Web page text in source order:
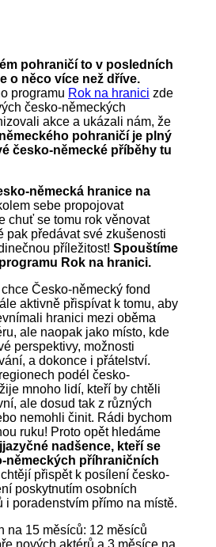
pohraničí to v posledních
o něco více než dříve.
programu Rok na hranici zde
česko-německých
akce a ukázali nám, že
pohraničí je plný
česko-německé příběhy tu
německá hranice na
sebe propojovat
chuť se tomu rok věnovat
pak předávat své zkušenosti
příležitost! Spouštíme
Rok na hranici.
Česko-německý fond
aktivně přispívat k tomu, aby
hranici mezi oběma
ale naopak jako místo, kde
perspektivy, možnosti
a dokonce i přátelství.
podél česko-
mnoho lidí, kteří by chtěli
ale dosud tak z různých
nemohli činit. Rádi bychom
ruku! Proto opět hledáme
nadšence, kteří se
německých příhraničních
přispět k posílení česko-
poskytnutím osobních
i poradenstvím přímo na místě.
na 15 měsíců: 12 měsíců
nových aktérů a 3 měsíce na